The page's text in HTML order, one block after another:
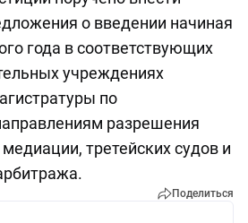
о введении начиная
года в соответствующих
учреждениях
по
разрешения
третейских судов и
Поделиться